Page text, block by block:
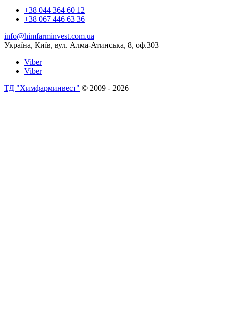
+38 044 364 60 12
+38 067 446 63 36
info@himfarminvest.com.ua
Україна, Київ, вул. Алма-Атинська, 8, оф.303
Viber
Viber
ТД "Химфарминвест" © 2009 - 2026